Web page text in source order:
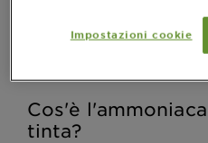
preferenze personali e
Cos'è
tinta?
Impostazioni cookie